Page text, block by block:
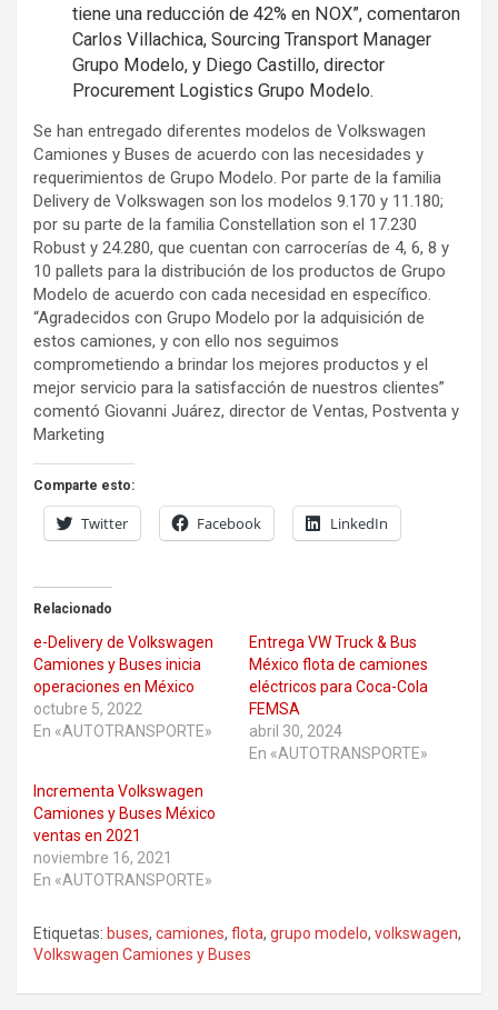
tiene una reducción de 42% en NOX”, comentaron
Carlos Villachica, Sourcing Transport Manager
Grupo Modelo, y Diego Castillo, director
Procurement Logistics Grupo Modelo.
Se han entregado diferentes modelos de Volkswagen
Camiones y Buses de acuerdo con las necesidades y
requerimientos de Grupo Modelo. Por parte de la familia
Delivery de Volkswagen son los modelos 9.170 y 11.180;
por su parte de la familia Constellation son el 17.230
Robust y 24.280, que cuentan con carrocerías de 4, 6, 8 y
10 pallets para la distribución de los productos de Grupo
Modelo de acuerdo con cada necesidad en específico.
“Agradecidos con Grupo Modelo por la adquisición de
estos camiones, y con ello nos seguimos
comprometiendo a brindar los mejores productos y el
mejor servicio para la satisfacción de nuestros clientes”
comentó Giovanni Juárez, director de Ventas, Postventa y
Marketing
Comparte esto:
Twitter Facebook LinkedIn
Relacionado
e-Delivery de Volkswagen
Camiones y Buses inicia
operaciones en México
octubre 5, 2022
En «AUTOTRANSPORTE»
Entrega VW Truck & Bus
México flota de camiones
eléctricos para Coca-Cola
FEMSA
abril 30, 2024
En «AUTOTRANSPORTE»
Incrementa Volkswagen
Camiones y Buses México
ventas en 2021
noviembre 16, 2021
En «AUTOTRANSPORTE»
Etiquetas: buses, camiones, flota, grupo modelo, volkswagen,
Volkswagen Camiones y Buses